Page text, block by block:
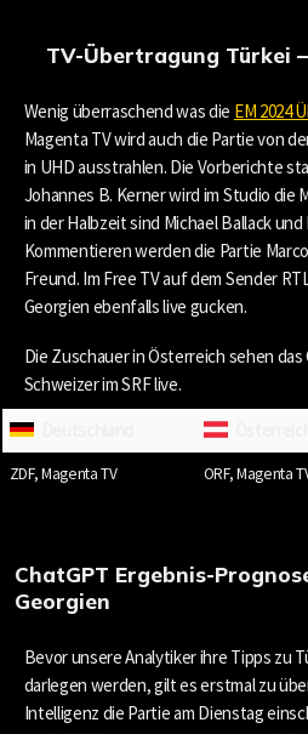
TV-Übertragung Türkei
Wenig überraschend was die EM 2024
Magenta TV wird auch die Partie von
in UHD ausstrahlen. Die Vorberichte
Johannes B. Kerner wird im Studio die
in der Halbzeit sind Michael Ballack
Kommentieren werden die Partie
Freund. Im Free TV auf dem Sender
Georgien ebenfalls live gucken.
Die Zuschauer in Österreich sehen das
Schweizer im SRF live.
ZDF, Magenta TV ORF, Magenta
ChatGPT Ergebnis-
Georgien
Bevor unsere Analytiker ihre Tipps zu
darlegen werden, gilt es erstmal zu
Intelligenz die Partie am Dienstag